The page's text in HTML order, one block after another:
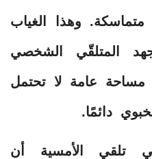
متماسكة. وهذا الغياب
المتلقّي الشخصي
مساحة عامة لا تحتمل
دائمًا.
تلقي الأمسية أن